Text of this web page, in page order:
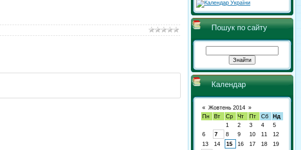
Пошук по сайту
Календар
« Жовтень 2014 »
Пн
Вт Ср Чт Пт Сб
Нд
1
2 3 4
5
6
7 8 9 10 11
12
13
14 15 16 17 18
19